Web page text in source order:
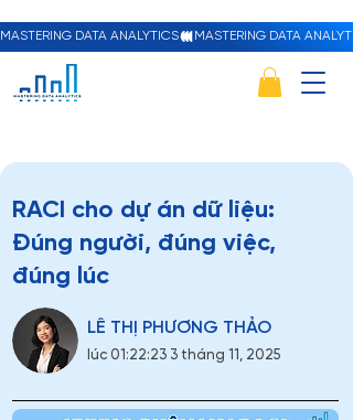
MASTERING DATA ANALYTICS
RACI cho dự án dữ liệu:
Đúng người, đúng việc,
đúng lúc
LÊ THỊ PHƯƠNG THẢO
lúc 01:22:23 3 tháng 11, 2025